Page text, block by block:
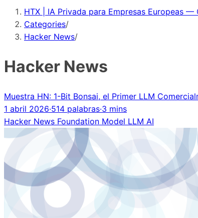
HTX | IA Privada para Empresas Europeas —
Categories/
Hacker News/
Hacker News
Muestra HN: 1-Bit Bonsai, el Primer LLM
1 abril 2026·514 palabras·3 mins
Hacker News Foundation Model LLM AI